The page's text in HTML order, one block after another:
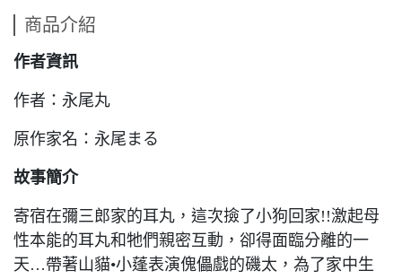
商品介紹
作者資訊
作者：永尾丸
原作家名：永尾まる
故事簡介
寄宿在彌三郎家的耳丸，這次撿了小狗回家!!激起母
性本能的耳丸和牠們親密互動，卻得面臨分離的一
天…帶著山貓•小蓬表演傀儡戲的磯太，為了家中生